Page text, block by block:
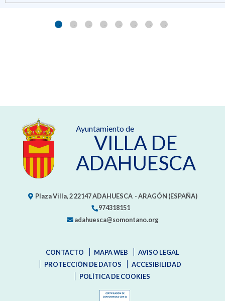
Ayuntamiento de
VILLA DE
ADAHUESCA
Plaza Villa, 222147ADAHUESCA - ARAGÓN (ESPAÑA)
974318151
adahuesca@somontano.org
CONTACTO MAPA WEB
AVISO LEGAL
PROTECCIÓN DE DATOS
ACCESIBILIDAD
POLÍTICA DE COOKIES